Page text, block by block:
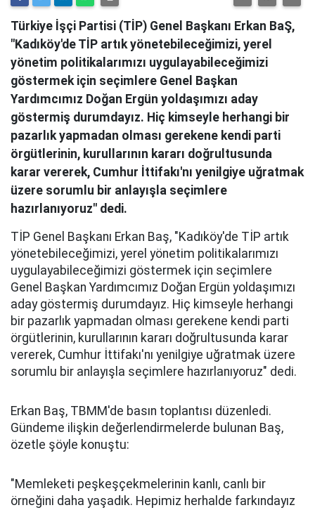
Türkiye İşçi Partisi (TİP) Genel Başkanı Erkan BaŞ,
"Kadıköy'de TİP artık yönetebileceğimizi, yerel
yönetim politikalarımızı uygulayabileceğimizi
göstermek için seçimlere Genel Başkan
Yardımcımız Doğan Ergün yoldaşımızı aday
göstermiş durumdayız. Hiç kimseyle herhangi bir
pazarlık yapmadan olması gerekene kendi parti
örgütlerinin, kurullarının kararı doğrultusunda
karar vererek, Cumhur İttifakı'nı yenilgiye uğratmak
üzere sorumlu bir anlayışla seçimlere
hazırlanıyoruz" dedi.
TİP Genel Başkanı Erkan Baş, "Kadıköy'de TİP artık
yönetebileceğimizi, yerel yönetim politikalarımızı
uygulayabileceğimizi göstermek için seçimlere
Genel Başkan Yardımcımız Doğan Ergün yoldaşımızı
aday göstermiş durumdayız. Hiç kimseyle herhangi
bir pazarlık yapmadan olması gerekene kendi parti
örgütlerinin, kurullarının kararı doğrultusunda karar
vererek, Cumhur İttifakı'nı yenilgiye uğratmak üzere
sorumlu bir anlayışla seçimlere hazırlanıyoruz" dedi.
Erkan Baş, TBMM'de basın toplantısı düzenledi.
Gündeme ilişkin değerlendirmelerde bulunan Baş,
özetle şöyle konuştu:
"Memleketi peşkeşçekmelerinin kanlı, canlı bir
örneğini daha yaşadık. Hepimiz herhalde farkındayız